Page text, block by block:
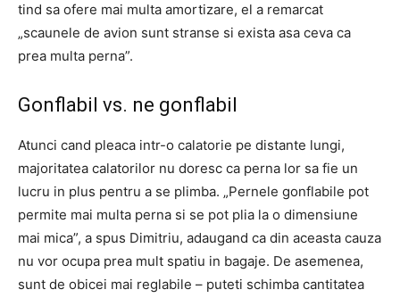
tind sa ofere mai multa amortizare, el a remarcat
„scaunele de avion sunt stranse si exista asa ceva ca
prea multa perna”.
Gonflabil vs. ne gonflabil
Atunci cand pleaca intr-o calatorie pe distante lungi,
majoritatea calatorilor nu doresc ca perna lor sa fie un
lucru in plus pentru a se plimba. „Pernele gonflabile pot
permite mai multa perna si se pot plia la o dimensiune
mai mica”, a spus Dimitriu, adaugand ca din aceasta cauza
nu vor ocupa prea mult spatiu in bagaje. De asemenea,
sunt de obicei mai reglabile – puteti schimba cantitatea